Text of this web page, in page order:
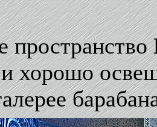
пространство
хорошо